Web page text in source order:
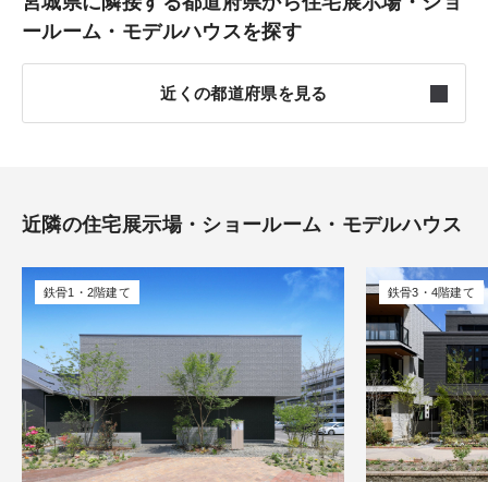
ールーム・モデルハウスを探す
近くの都道府県を見る
秋田 3件
山形 3件
近隣の住宅展示場・ショールーム・モデルハウス
鉄骨1・2階建て 鉄骨3・4階建て